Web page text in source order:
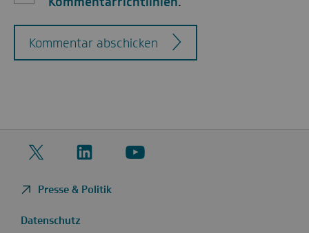
Kommentar abschicken
Twitter
LinkedIn
YouTube
Presse & Politik
Datenschutz